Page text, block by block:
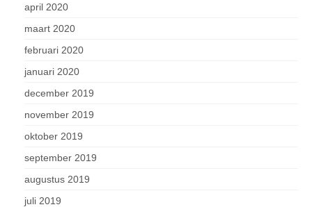
april 2020
maart 2020
februari 2020
januari 2020
december 2019
november 2019
oktober 2019
september 2019
augustus 2019
juli 2019